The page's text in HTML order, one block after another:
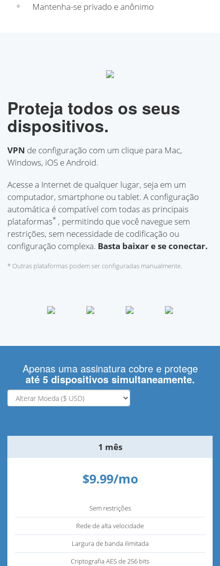
Mantenha-se privado e anônimo
Proteja todos os seus
dispositivos.
VPN de configuração com um clique para Mac,
Windows, iOS e Android.
Acesse a Internet de qualquer lugar, seja em um
computador, smartphone ou tablet. A configuração
automática é compatível com todas as principais
plataformas* , permitindo que você navegue sem
restrições, sem necessidade de codificação ou
configuração complexa. Basta baixar e se conectar.
* Outras plataformas podem ser configuradas manualmente.
Apenas uma assinatura cobre e protege
até 5 dispositivos simultaneamente.
1 mês
$9.99/mo
Sem restrições
Rede de alta velocidade
Largura de banda ilimitada
Criptografia AES de 256 bits